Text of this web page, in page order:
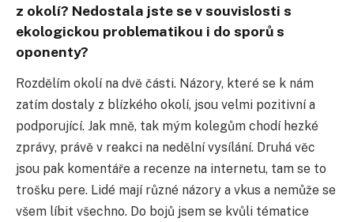
z okolí? Nedostala jste se v souvislosti s
ekologickou problematikou i do sporů s
oponenty?
Rozdělím okolí na dvě části. Názory, které se k nám
zatím dostaly z blízkého okolí, jsou velmi pozitivní a
podporující. Jak mně, tak mým kolegům chodí hezké
zprávy, právě v reakci na nedělní vysílání. Druhá věc
jsou pak komentáře a recenze na internetu, tam se to
trošku pere. Lidé mají různé názory a vkus a nemůže se
všem líbit všechno. Do bojů jsem se kvůli tématice